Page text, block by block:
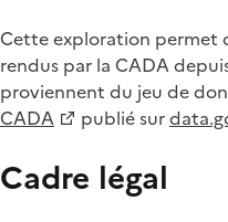
Cette exploration permet
rendus par la CADA
proviennent du jeu de
CADA
publié sur
Cadre légal